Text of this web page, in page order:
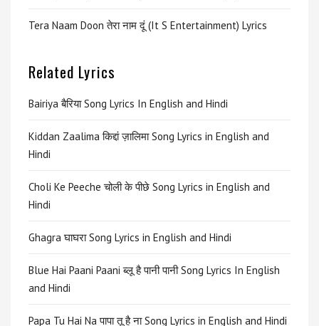
Tera Naam Doon तेरा नाम दूं (It S Entertainment) Lyrics
Related Lyrics
Bairiya बैरिया Song Lyrics In English and Hindi
Kiddan Zaalima किद्दां ज़ालिमा Song Lyrics in English and
Hindi
Choli Ke Peeche चोली के पीछे Song Lyrics in English and
Hindi
Ghagra घाघरा Song Lyrics in English and Hindi
Blue Hai Paani Paani ब्लू है पानी पानी Song Lyrics In English
and Hindi
Papa Tu Hai Na पापा तू है ना Song Lyrics in English and Hindi